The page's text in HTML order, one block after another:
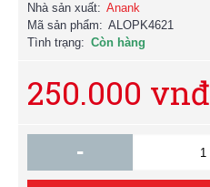
Nhà sản xuất: Anank
Mã sản phẩm: ALOPK4621
Tình trạng: Còn hàng
250.000 vnđ
-